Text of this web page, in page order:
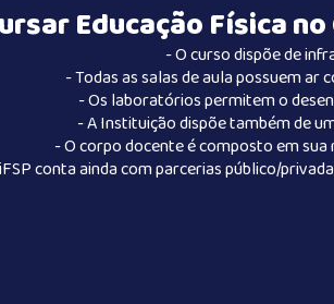
Educação Física
- O curso dispõe de
- Todas as salas de aula possuem ar
- Os laboratórios permitem o
- A Instituição dispõe também de
- O corpo docente é composto em
conta ainda com parcerias público/